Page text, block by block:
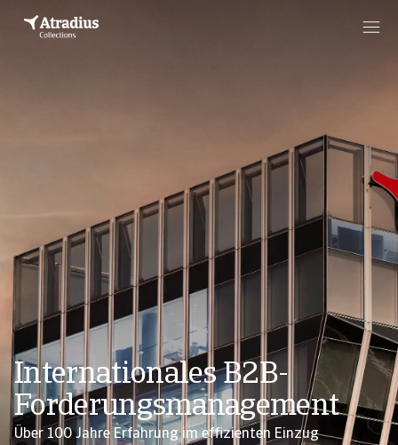
Internationales B2B-
Forderungsmanagement
Über 100 Jahre Erfahrung im effizienten Einzug